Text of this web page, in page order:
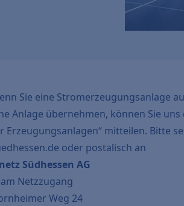
Sie eine Stromerzeugungsanlage
Anlage übernehmen, können Sie
Erzeugungsanlagen“ mitteilen. Bitte
oder postalisch an
Südhessen AG
Netzzugang
Weg 24